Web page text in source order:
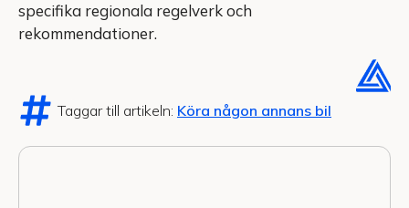
specifika regionala regelverk och
rekommendationer.
Taggar till artikeln: Köra någon annans bil